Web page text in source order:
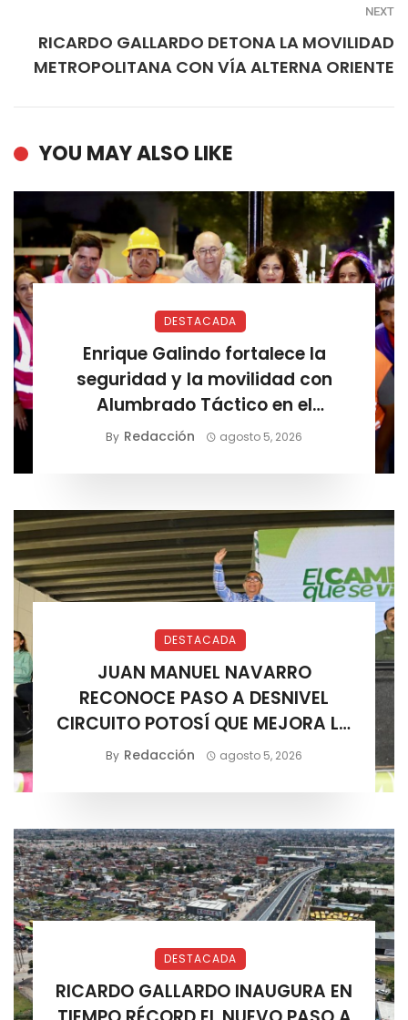
NEXT
RICARDO GALLARDO DETONA LA MOVILIDAD
METROPOLITANA CON VÍA ALTERNA ORIENTE
YOU MAY ALSO LIKE
DESTACADA
Enrique Galindo fortalece la
seguridad y la movilidad con
Alumbrado Táctico en el
Corredor Lomas
By Redacción agosto 5, 2026
DESTACADA
JUAN MANUEL NAVARRO
RECONOCE PASO A DESNIVEL
CIRCUITO POTOSÍ QUE MEJORA LA
MOVILIDAD METROPOLITANA
By Redacción agosto 5, 2026
DESTACADA
RICARDO GALLARDO INAUGURA EN